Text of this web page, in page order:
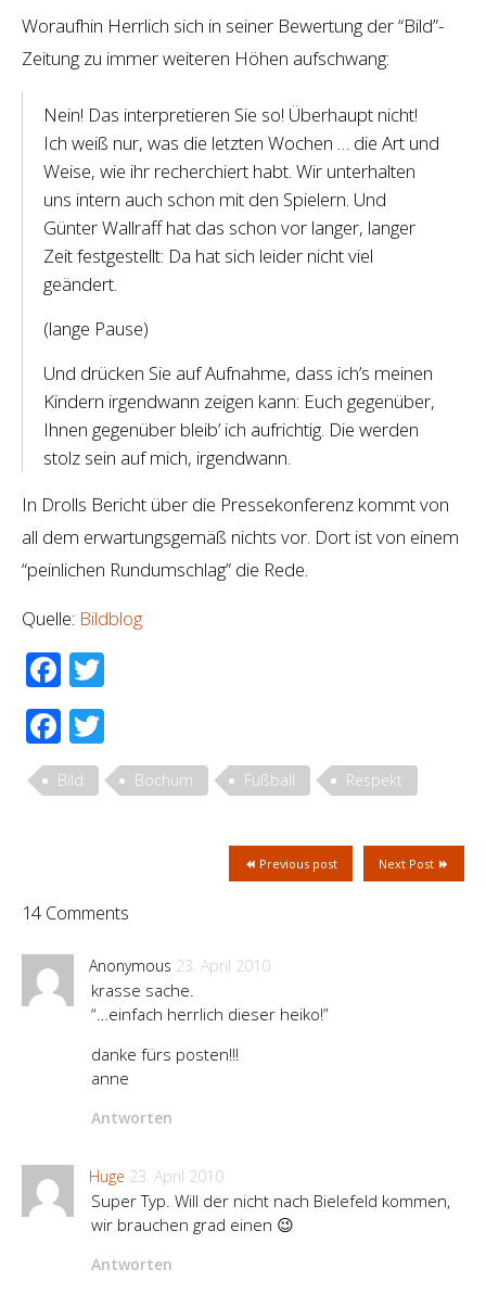
Woraufhin Herrlich sich in seiner Bewertung der “Bild”-
Zeitung zu immer weiteren Höhen aufschwang:
Nein! Das interpretieren Sie so! Überhaupt nicht!
Ich weiß nur, was die letzten Wochen … die Art und
Weise, wie ihr recherchiert habt. Wir unterhalten
uns intern auch schon mit den Spielern. Und
Günter Wallraff hat das schon vor langer, langer
Zeit festgestellt: Da hat sich leider nicht viel
geändert.
(lange Pause)
Und drücken Sie auf Aufnahme, dass ich’s meinen
Kindern irgendwann zeigen kann: Euch gegenüber,
Ihnen gegenüber bleib’ ich aufrichtig. Die werden
stolz sein auf mich, irgendwann.
In Drolls Bericht über die Pressekonferenz kommt von
all dem erwartungsgemäß nichts vor. Dort ist von einem
“peinlichen Rundumschlag” die Rede.
Quelle: Bildblog
Facebook
Facebook
Bild Bochum Fußball Respekt
Next Post
Previous post
14 Comments
Anonymous 23. April 2010
krasse sache.
“…einfach herrlich dieser heiko!”
danke fürs posten!!!
anne
Antworten
Huge 23. April 2010
Super Typ. Will der nicht nach Bielefeld kommen,
wir brauchen grad einen 😉
Antworten